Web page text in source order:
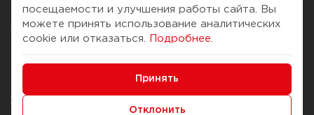
О компании
История Компании
Журнал
Помощь
Доставка и оплата
Способы оплаты
посещаемости и улучшения работы сайта. Вы
можете принять использование аналитических
cookie или отказаться.
Подробнее
Принять
Отклонить